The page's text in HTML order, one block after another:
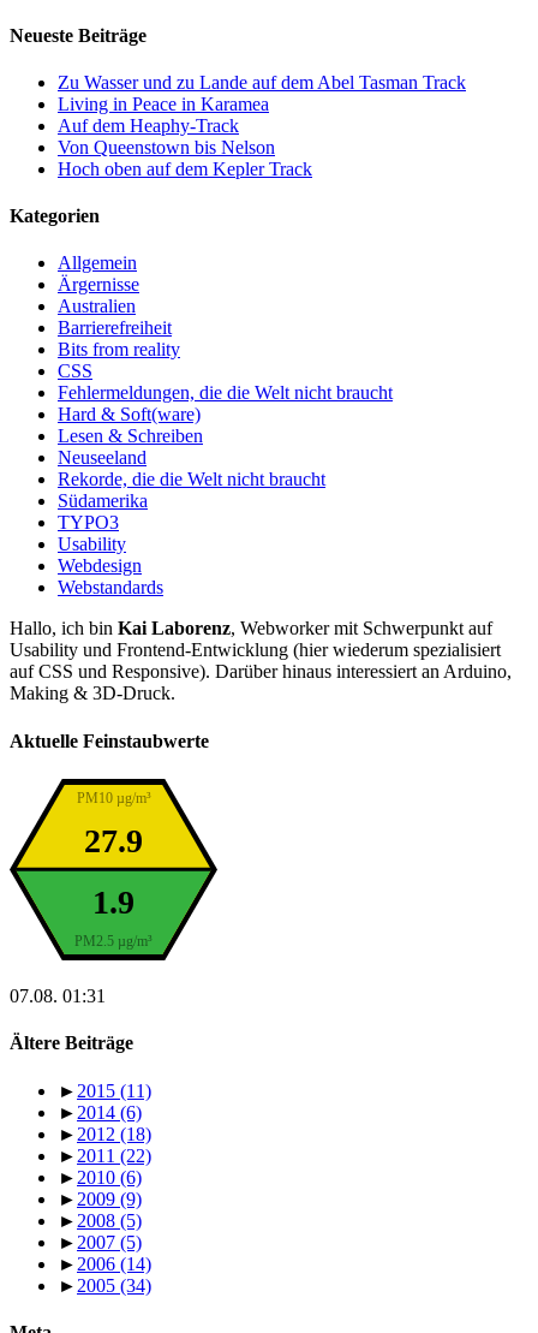
Neueste Beiträge
Zu Wasser und zu Lande auf dem Abel Tasman Track
Living in Peace in Karamea
Auf dem Heaphy-Track
Von Queenstown bis Nelson
Hoch oben auf dem Kepler Track
Kategorien
Allgemein
Ärgernisse
Australien
Barrierefreiheit
Bits from reality
CSS
Fehlermeldungen, die die Welt nicht braucht
Hard & Soft(ware)
Lesen & Schreiben
Neuseeland
Rekorde, die die Welt nicht braucht
Südamerika
TYPO3
Usability
Webdesign
Webstandards
Hallo, ich bin Kai Laborenz, Webworker mit Schwerpunkt auf
Usability und Frontend-Entwicklung (hier wiederum spezialisiert
auf CSS und Responsive). Darüber hinaus interessiert an Arduino,
Making & 3D-Druck.
Aktuelle Feinstaubwerte
PM10 µg/m³
PM2.5 µg/m³
27.9
1.9
07.08. 01:31
Ältere Beiträge
► 2015 (11)
► 2014 (6)
► 2012 (18)
► 2011 (22)
► 2010 (6)
► 2009 (9)
► 2008 (5)
► 2007 (5)
► 2006 (14)
► 2005 (34)